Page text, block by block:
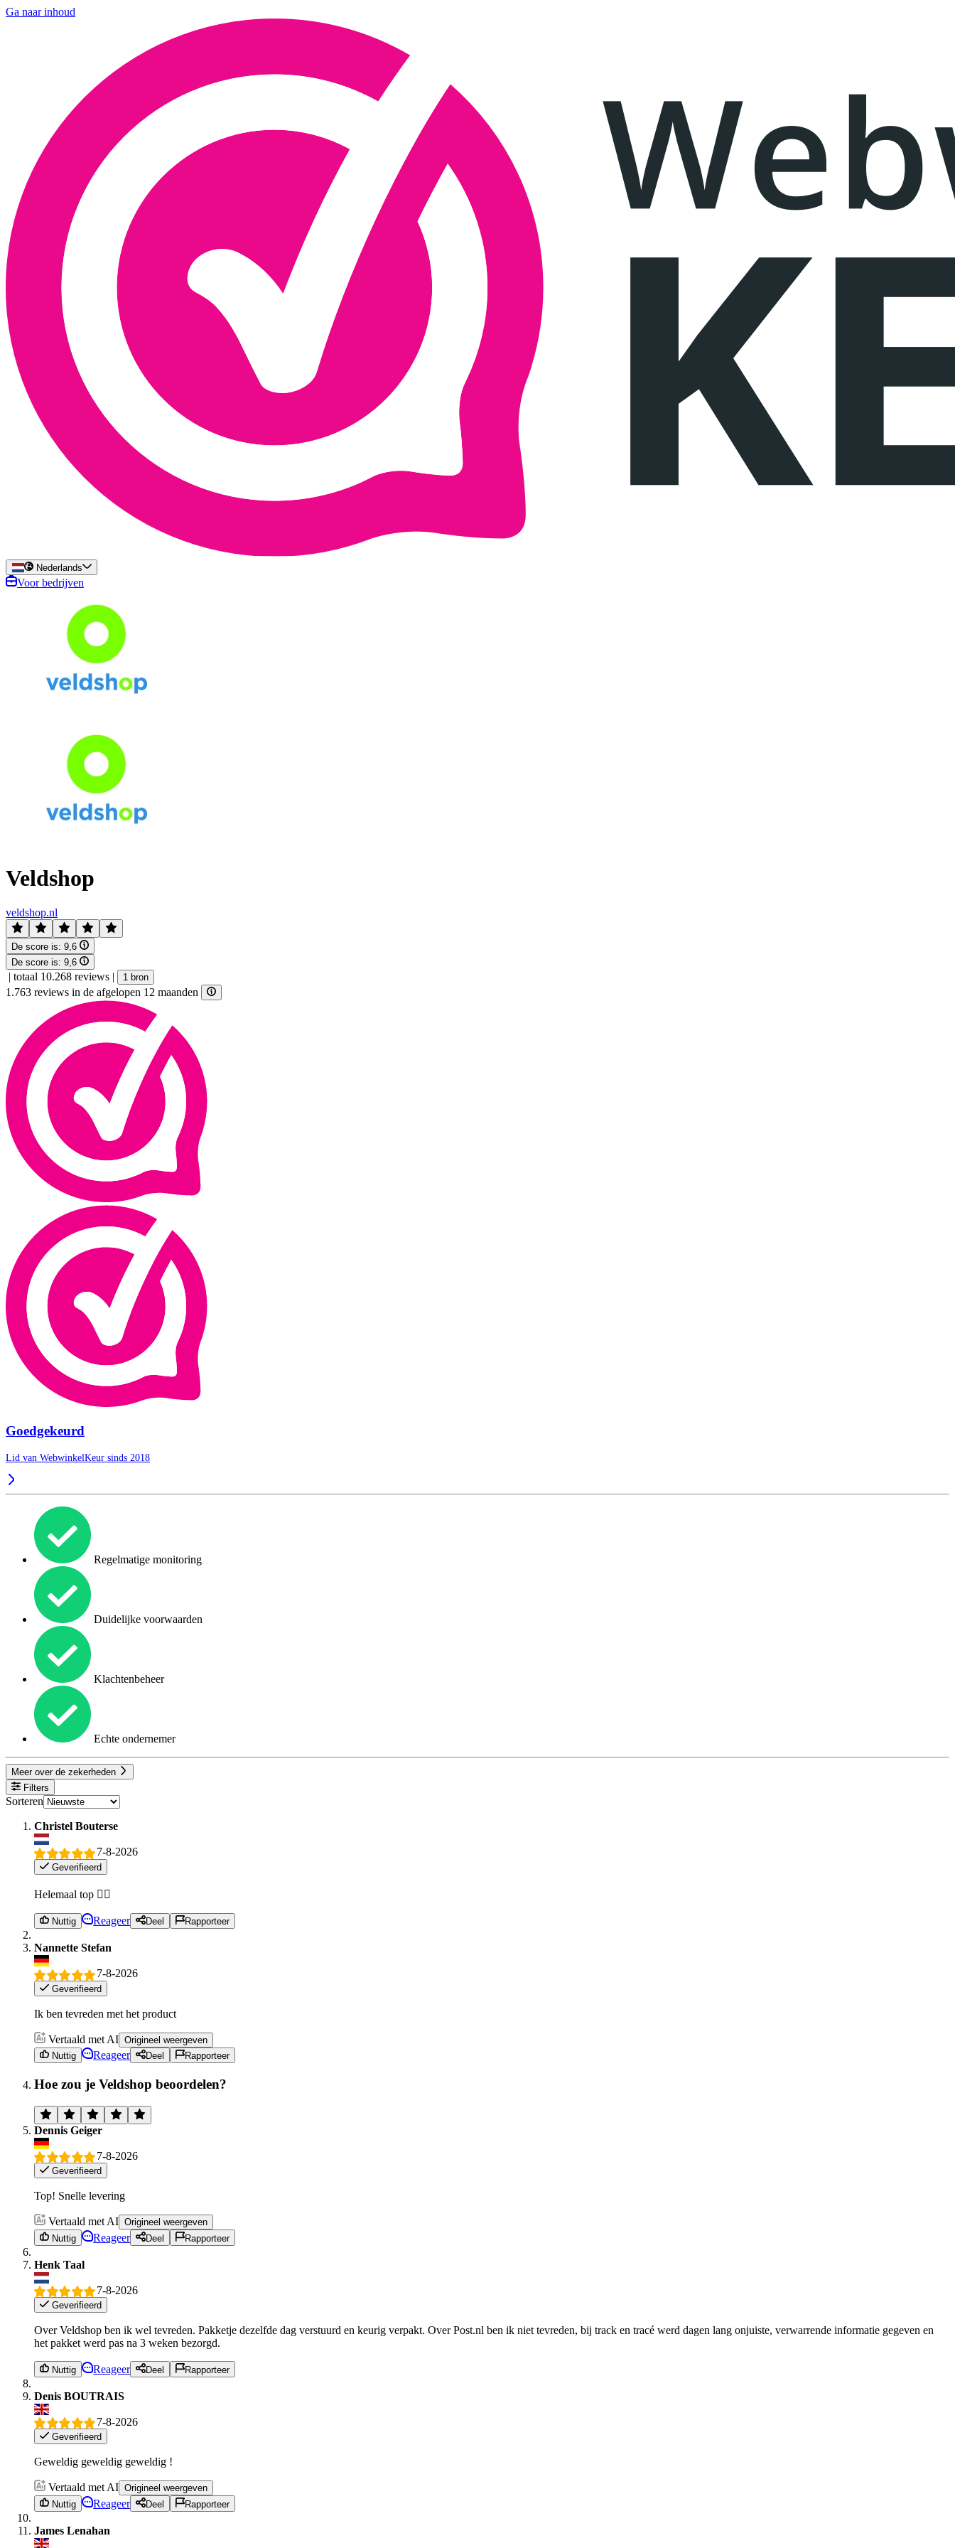
Ga naar inhoud
Nederlands
Voor bedrijven
Veldshop
veldshop.nl
De score is: 9,6
De score is: 9,6
| totaal 10.268 reviews | 1 bron
1.763 reviews in de afgelopen 12 maanden
Goedgekeurd
Lid van WebwinkelKeur sinds 2018
Regelmatige monitoring
Duidelijke voorwaarden
Klachtenbeheer
Echte ondernemer
Meer over de zekerheden
Filters
Sorteren
Christel Bouterse
7-8-2026
Geverifieerd
Helemaal top 👍🏼
Nuttig Reageer Deel Rapporteer
Nannette Stefan
7-8-2026
Geverifieerd
Ik ben tevreden met het product
Vertaald met AI Origineel weergeven
Nuttig
Reageer Deel Rapporteer
Hoe zou je Veldshop beoordelen?
Dennis Geiger
7-8-2026
Geverifieerd
Top! Snelle levering
Vertaald met AI Origineel weergeven
Nuttig
Reageer Deel Rapporteer
Henk Taal
7-8-2026
Geverifieerd
Over Veldshop ben ik wel tevreden. Pakketje dezelfde dag verstuurd en keurig verpakt. Over Post.nl ben ik niet tevreden, bij track en tracé werd dagen lang onjuiste, verwarrende informatie gegeven en
het pakket werd pas na 3 weken bezorgd.
Nuttig Reageer Deel Rapporteer
Denis BOUTRAIS
7-8-2026
Geverifieerd
Geweldig geweldig geweldig !
Vertaald met AI Origineel weergeven
Nuttig
Reageer Deel Rapporteer
James Lenahan